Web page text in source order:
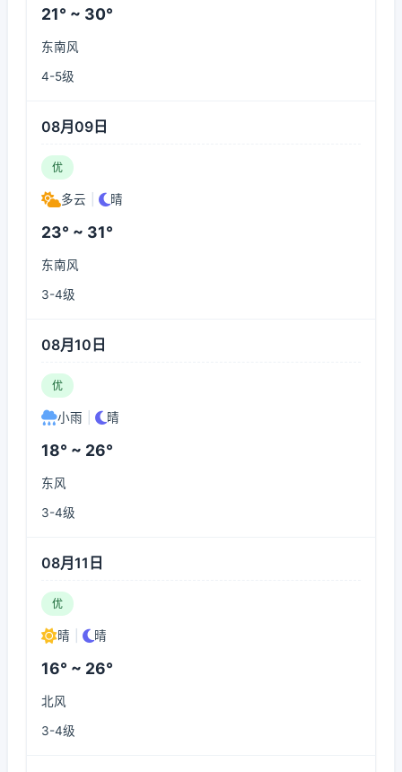
21° ~ 30°
东南风
4-5级
08月09日
优
多云 晴
23° ~ 31°
东南风
3-4级
08月10日
优
小雨 晴
18° ~ 26°
东风
3-4级
08月11日
优
晴 晴
16° ~ 26°
北风
3-4级